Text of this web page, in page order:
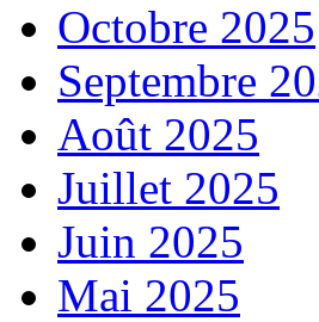
Octobre 2025
Septembre
Août 2025
Juillet 2025
Juin 2025
Mai 2025